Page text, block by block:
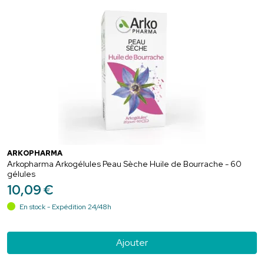
ARKOPHARMA
Arkopharma Arkogélules Peau Sèche Huile de Bourrache - 60
gélules
10,09€
En stock - Expédition 24/48h
Ajouter